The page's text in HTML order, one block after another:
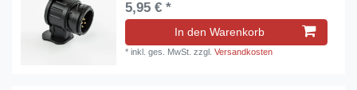
5,95 € *
In den Warenkorb
*inkl. ges. MwSt. zzgl.Versandkosten